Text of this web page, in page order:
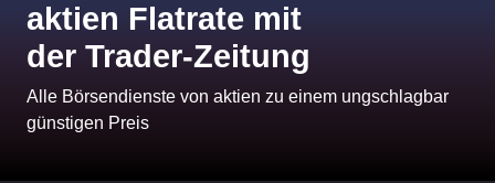
aktien Flatrate mit
der Trader-Zeitung
Alle Börsendienste von aktien zu einem ungschlagbar
günstigen Preis